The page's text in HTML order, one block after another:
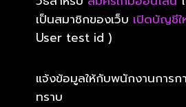
เป็นสมาชิกของเว็บ เปิดบัญชีใ
User test id )
แจ้งข้อมูลให้กับพนักงานการ
ทราบ